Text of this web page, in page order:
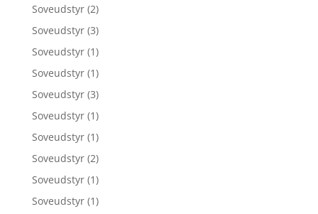
Soveudstyr (2)
Soveudstyr (3)
Soveudstyr (1)
Soveudstyr (1)
Soveudstyr (3)
Soveudstyr (1)
Soveudstyr (1)
Soveudstyr (2)
Soveudstyr (1)
Soveudstyr (1)